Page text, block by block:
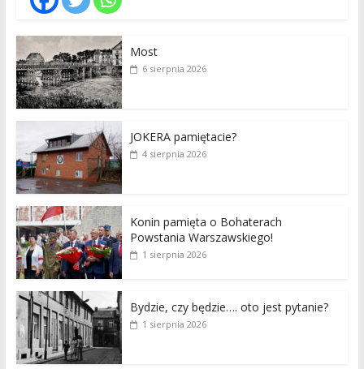
Most
6 sierpnia 2026
JOKERA pamiętacie?
4 sierpnia 2026
Konin pamięta o Bohaterach
Powstania Warszawskiego!
1 sierpnia 2026
Bydzie, czy będzie…. oto jest pytanie?
1 sierpnia 2026